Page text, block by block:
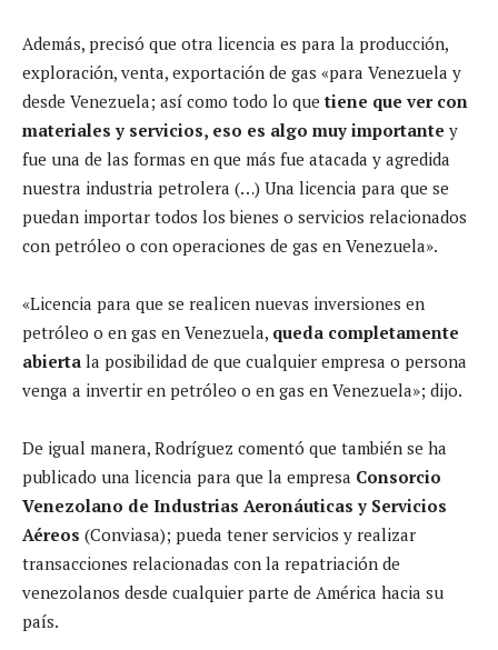
Además, precisó que otra licencia es para la producción,
exploración, venta, exportación de gas «para Venezuela y
desde Venezuela; así como todo lo quetiene que ver con
materiales y servicios, eso es algo muy importante y
fue una de las formas en que más fue atacada y agredida
nuestra industria petrolera (…) Una licencia para que se
puedan importar todos los bienes o servicios relacionados
con petróleo o con operaciones de gas en Venezuela».
«Licencia para que se realicen nuevas inversiones en
petróleo o en gas en Venezuela, queda completamente
abierta la posibilidad de que cualquier empresa o persona
venga a invertir en petróleo o en gas en Venezuela»; dijo.
De igual manera, Rodríguez comentó que también se ha
publicado una licencia para que la empresa Consorcio
Venezolano de Industrias Aeronáuticas y Servicios
Aéreos (Conviasa); pueda tener servicios y realizar
transacciones relacionadas con la repatriación de
venezolanos desde cualquier parte de América hacia su
país.